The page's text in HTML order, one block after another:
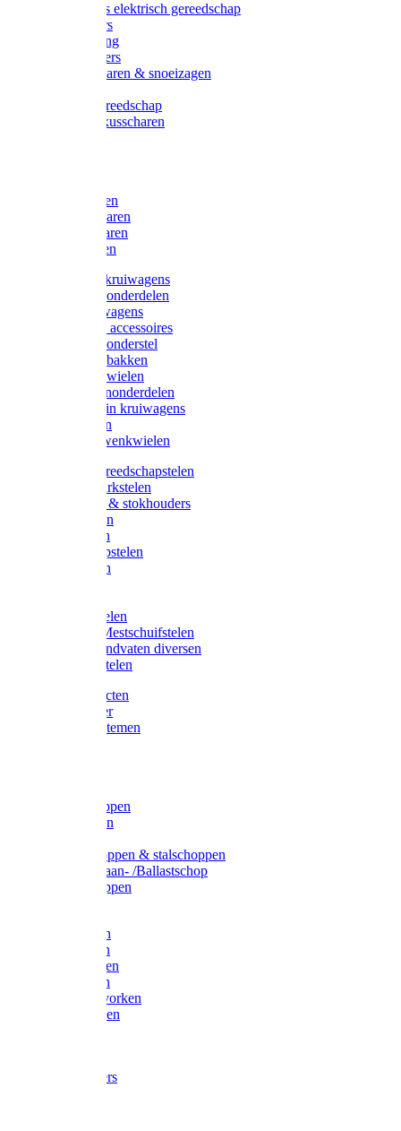
Accessoires elektrisch gereedschap
Grasmaaiers
Tuinreiniging
Robotmaaiers
Heggenscharen & snoeizagen
Klussen gereedschap
Gras & buxusscharen
Snoeischaren
Heggenscharen
Takkenscharen
Snoeimessen
Landbouwkruiwagens
Kruiwagenonderdelen
Bouwkruiwagens
Kruiwagen accessoires
Kruiwagenonderstel
Kruiwagenbakken
Kruiwagenwielen
Steekwagenonderdelen
Huis en Tuin kruiwagens
Steekwagen
Bok- en Zwenkwielen
Overige gereedschapstelen
Bezem-/Harkstelen
Handvaten & stokhouders
Hamerstelen
Spadestelen
Graanschopstelen
Schopstelen
Gardena stelen
Sneeuw- /Mestschuifstelen
Stelen / Handvaten diversen
Telescoopstelen
Tuin producten
Fruitplukker
Ophangsystemen
Betonschoppen
Schepbatsen
Ballastschoppen & stalschoppen
Slijtsrip Graan- /Ballastschop
Graanschoppen
Hooivorken
Mestvorken
Bietenvorken
Maisvorken
Aardappelvorken
Vijgenvorken
Tuinkrabbers